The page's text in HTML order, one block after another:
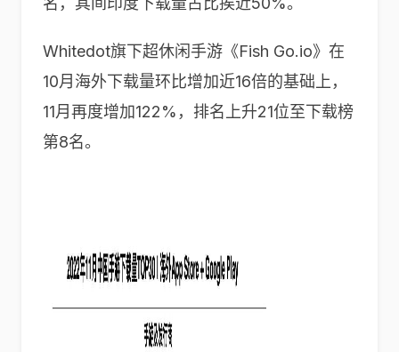
Whitedot旗下超休闲手游《Fish Go.io》在
10月海外下载量环比增加近16倍的基础上，
11月再度增加122%，排名上升21位至下载榜
第8名。